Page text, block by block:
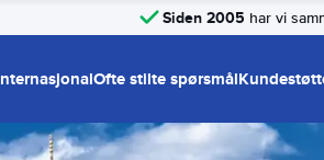
Siden 2005 har vi
Ofte stilte spørsmål